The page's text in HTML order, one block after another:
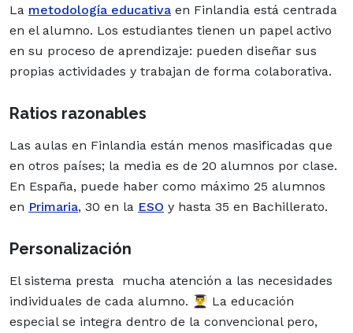
La metodología educativa en Finlandia está centrada
en el alumno. Los estudiantes tienen un papel activo
en su proceso de aprendizaje: pueden diseñar sus
propias actividades y trabajan de forma colaborativa.
Ratios razonables
Las aulas en Finlandia están menos masificadas que
en otros países; la media es de 20 alumnos por clase.
En España, puede haber como máximo 25 alumnos
en Primaria, 30 en la ESO y hasta 35 en Bachillerato.
Personalización
El sistema presta mucha atención a las necesidades
individuales de cada alumno. 👨‍🎓 La educación
especial se integra dentro de la convencional pero,